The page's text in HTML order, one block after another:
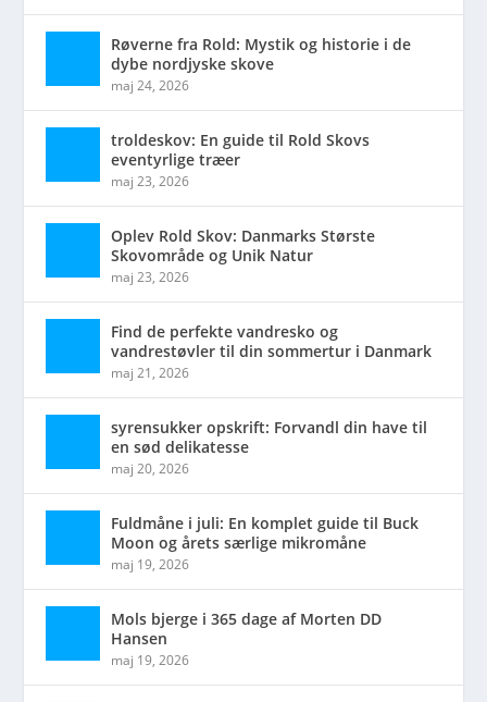
Røverne fra Rold: Mystik og historie i de
dybe nordjyske skove
maj 24, 2026
troldeskov: En guide til Rold Skovs
eventyrlige træer
maj 23, 2026
Oplev Rold Skov: Danmarks Største
Skovområde og Unik Natur
maj 23, 2026
Find de perfekte vandresko og
vandrestøvler til din sommertur i Danmark
maj 21, 2026
syrensukker opskrift: Forvandl din have til
en sød delikatesse
maj 20, 2026
Fuldmåne i juli: En komplet guide til Buck
Moon og årets særlige mikromåne
maj 19, 2026
Mols bjerge i 365 dage af Morten DD
Hansen
maj 19, 2026